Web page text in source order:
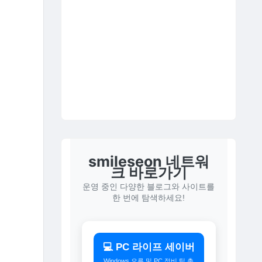
smileseon 네트워
크 바로가기
운영 중인 다양한 블로그와 사이트를
한 번에 탐색하세요!
💻 PC 라이프 세이버